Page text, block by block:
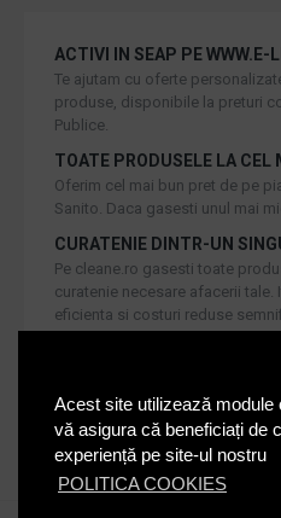
Acest site utilizează module
vă asigura că beneficiați de
experiență pe site-ul nostru
POLITICA COOKIES
ACTIVI IN SEAP PE WWW.E-
Te ajutam cu oferte
produse, disponibile la preturi
Publice.
TOATE PRODUSELE LA CEL
Oferim cel mai bun pret de pe
Sanito. Daca gasesti unul mai
CURATENIE DINTR-UN
Pe cleane.ro gasesti toate
curatenie necesare afacerii tale.
eficienta si costuri reduse
Iti oferim produse de cea mai
inlocuirea sau returnarea lor,
de la achizitie catre consumatori.